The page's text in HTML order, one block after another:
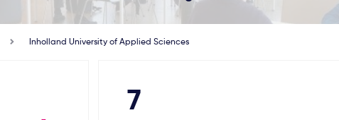
Inholland University of Applied Sciences
7